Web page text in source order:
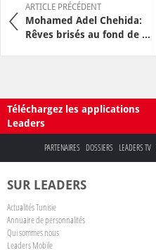
ARTICLE PRÉCÉDENT
Mohamed Adel Chehida:
Rêves brisés au fond de ...
Téléchargez les applications
Leaders
PARTENAIRES DOSSIERS LEADERS TV
SUR LEADERS
Actualités Tunisie
Annuaire de personnalités
Qui sommes nous
Leaders Mobile